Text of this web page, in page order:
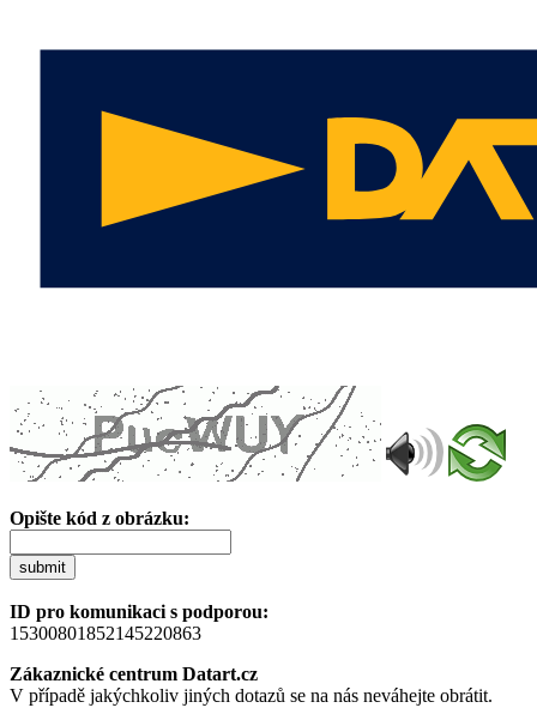
Opište kód z obrázku:
submit
ID pro komunikaci s podporou:
15300801852145220863
Zákaznické centrum Datart.cz
V případě jakýchkoliv jiných dotazů se na nás neváhejte obrátit.